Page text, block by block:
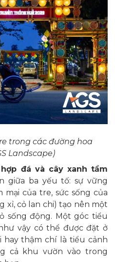
trong các đường hoa
Landscape)
đá và cây xanh tầm
giữa ba yếu tố: sự vững
mại của tre, sức sống của
xỉ, cỏ lan chi) tạo nên một
sống động. Một góc tiểu
vậy có thể được đặt ở
hay thậm chí là tiểu cảnh
cả khu vườn vào trong